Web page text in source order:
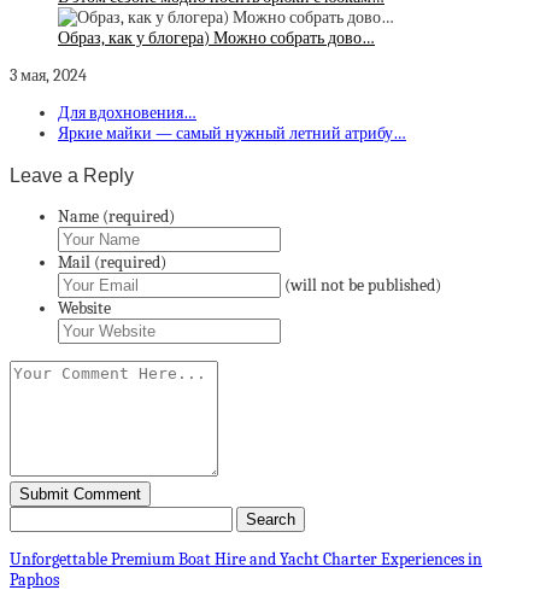
Образ, как у блогера) Можно собрать дово…
3 мая, 2024
Для вдохновения…
Яркие майки — самый нужный летний атрибу…
Leave a Reply
Name (required)
Mail (required)
(will not be published)
Website
Unforgettable Premium Boat Hire and Yacht Charter Experiences in
Paphos